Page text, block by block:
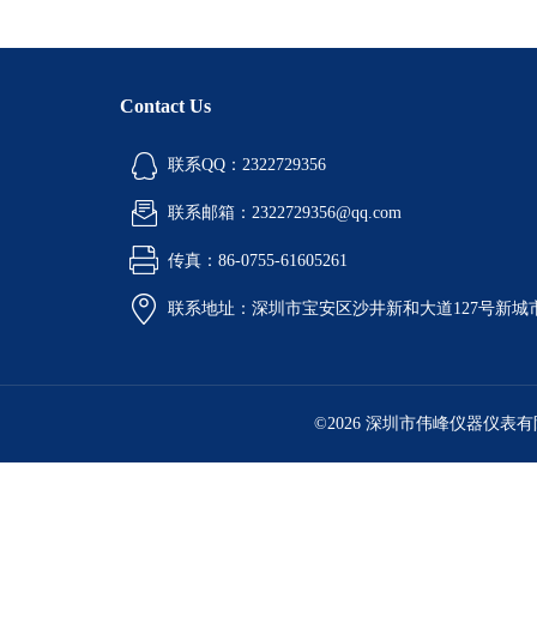
Contact Us
联系QQ：2322729356
联系邮箱：2322729356@qq.com
传真：86-0755-61605261
联系地址：深圳市宝安区沙井新和大道127号新城
©2026 深圳市伟峰仪器仪表